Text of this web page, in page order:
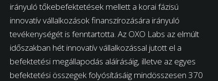
irányuló tőkebefektetések mellett a korai fázisú
innovatív vállalkozások finanszírozására irányuló
tevékenységét is fenntartotta. Az OXO Labs az elmúlt
időszakban hét innovatív vállalkozással jutott el a
befektetési megállapodás aláírásáig, illetve az egyes
befektetési összegek folyósításáig mindösszesen 370